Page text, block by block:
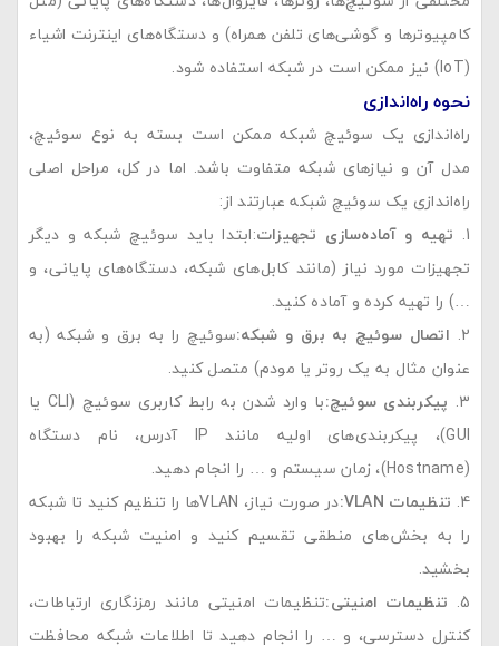
کامپیوترها و گوشی‌های تلفن همراه) و دستگاه‌های اینترنت اشیاء
(IoT) نیز ممکن است در شبکه استفاده شود.
نحوه راه‌اندازی
راه‌اندازی یک سوئیچ شبکه ممکن است بسته به نوع سوئیچ،
مدل آن و نیازهای شبکه متفاوت باشد. اما در کل، مراحل اصلی
راه‌اندازی یک سوئیچ شبکه عبارتند از:
تهیه و آماده‌سازی تجهیزات:ابتدا باید سوئیچ شبکه و دیگر
تجهیزات مورد نیاز (مانند کابل‌های شبکه، دستگاه‌های پایانی، و
…) را تهیه کرده و آماده کنید.
اتصال سوئیچ به برق و شبکه:سوئیچ را به برق و شبکه (به
عنوان مثال به یک روتر یا مودم) متصل کنید.
پیکربندی سوئیچ:
با وارد شدن به رابط کاربری سوئیچ (CLI یا
GUI)، پیکربندی‌های اولیه مانند IP آدرس، نام دستگاه
(Hostname)، زمان سیستم و … را انجام دهید.
تنظیمات
در صورت نیاز، VLAN‌ها را تنظیم کنید تا شبکه
را به بخش‌های منطقی تقسیم کنید و امنیت شبکه را بهبود
بخشید.
تنظیمات امنیتی:تنظیمات امنیتی مانند رمزنگاری ارتباطات،
کنترل دسترسی، و … را انجام دهید تا اطلاعات شبکه محافظت